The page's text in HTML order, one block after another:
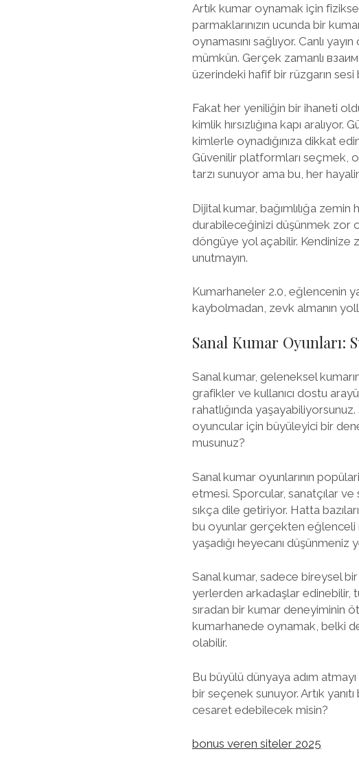
Artık kumar oynamak için
parmaklarınızın ucunda bir
oynamasını sağlıyor. Canlı
mümkün. Gerçek zamanlı
üzerindeki hafif bir rüzgarın sesi
Fakat her yeniliğin bir ihaneti
kimlik hırsızlığına kapı
kimlerle oynadığınıza dikkat
Güvenilir platformları seçmek,
tarzı sunuyor ama bu, her
Dijital kumar, bağımlılığa zemin
durabileceğinizi düşünmek zor
döngüye yol açabilir. Kendinize
unutmayın.
Kumarhaneler 2.0, eğlencenin
kaybolmadan, zevk almanın
Sanal Kumar Oyunları:
Sanal kumar, geleneksel
grafikler ve kullanıcı dostu
rahatlığında
oyuncular için büyüleyici bir
musunuz?
Sanal kumar oyunlarının
etmesi. Sporcular, sanatçılar ve
sıkça dile getiriyor. Hatta
bu oyunlar gerçekten eğlenceli
yaşadığı heyecanı düşünmeniz
Sanal kumar, sadece bireysel
yerlerden arkadaşlar edinebilir,
sıradan bir kumar deneyiminin
kumarhanede oynamak, belki
olabilir.
Bu büyülü dünyaya adım
bir seçenek sunuyor. Artık
cesaret edebilecek misin?
bonus veren siteler 2025